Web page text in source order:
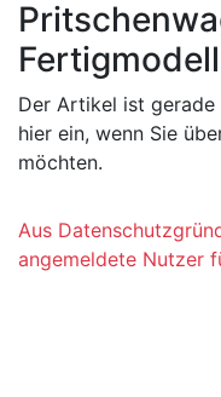
Fertigmodell
Der Artikel ist gerade
hier ein, wenn Sie
möchten.
Aus
angemeldete Nutzer